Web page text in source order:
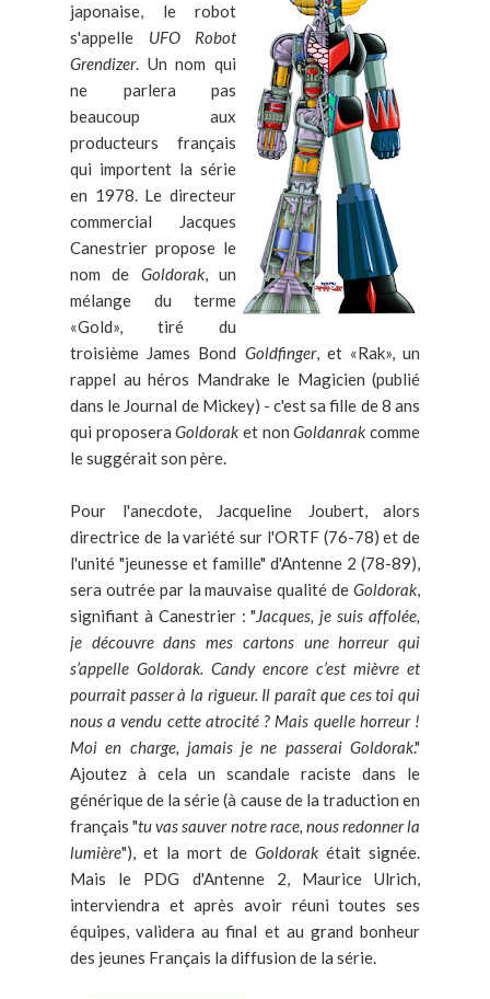
japonaise, le robot
s'appelle UFO Robot
Grendizer. Un nom qui
ne parlera pas
beaucoup aux
producteurs français
qui importent la série
en 1978. Le directeur
commercial Jacques
Canestrier propose le
nom de Goldorak, un
mélange du terme
«Gold», tiré du
troisième James Bond Goldfinger, et «Rak», un
rappel au héros Mandrake le Magicien (publié
dans le Journal de Mickey) - c'est sa fille de 8 ans
qui proposeraGoldoraket nonGoldanrakcomme
le suggérait son père.
Pour l'anecdote, Jacqueline Joubert, alors
directrice de la variété sur l'ORTF (76-78) et de
l'unité "jeunesse et famille" d'Antenne 2 (78-89),
sera outrée par la mauvaise qualité de Goldorak,
signifiant à Canestrier : "Jacques, je suis affolée,
je découvre dans mes cartons une horreur qui
s’appelle Goldorak. Candy encore c’est mièvre et
pourrait passer à la rigueur. Il paraît que ces toi qui
nous a vendu cette atrocité ? Mais quelle horreur !
Moi en charge, jamais je ne passerai Goldorak."
Ajoutez à cela un scandale raciste dans le
générique de la série (à cause de la traduction en
français "tu vas sauver notre race, nous redonner la
lumière"), et la mort de Goldorak était signée.
Mais le PDG d'Antenne 2, Maurice Ulrich,
interviendra et après avoir réuni toutes ses
équipes, validera au final et au grand bonheur
des jeunes Français la diffusion de la série.